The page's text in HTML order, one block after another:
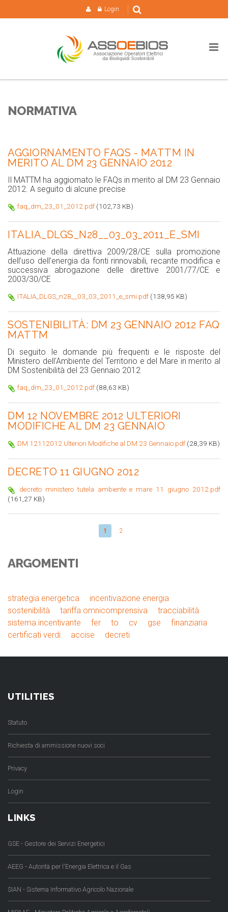
Login
NORMATIVA
AGGIORNAMENTO FAQS - MATTM IN
MERITO AL DM 23 GENNAIO 2012
Il MATTM ha aggiornato le FAQs in merito al DM 23 Gennaio
2012. A seguito di alcune precise
faq_dm_23_01_2012.pdf (102,73 KB)
ITALIA_DLGS_N28__03_03_2011_E_SMI
Attuazione della direttiva 2009/28/CE sulla promozione
dell’uso dell’energia da fonti rinnovabili, recante modifica e
successiva abrogazione delle direttive 2001/77/CE e
2003/30/CE
ITALIA_DLGS_n28__03_03_2011_e_smi.pdf (138,95 KB)
SOSTENIBILITÀ: DM 23 GENNAIO 2012 FAQ
MATTM
Di seguito le domande più frequenti e le risposte del
Ministero dell'Ambiente del Territorio e del Mare in merito al
DM Sostenibilità del 23 Gennaio 2012
faq_dm_23_01_2012.pdf (88,63 KB)
DM 12 NOVEMBRE 2012 ULTERIORI
MODIFICHE AL DM 23 GENNAIO
DM 12112012 Ulteriori Modifiche al DM 23 Gennaio.pdf (28,39 KB)
DECRETO 11 GIUGNO 2012
decreto ministero tutela ambiente e mare 11 giugno 2012.pdf
(161,27 KB)
1 2
ARGOMENTI
strategia energetica
incentivazione energia
sostenibilità
tariffa omnicomprensiva
tracciabilità
sistema incentivante
fer to cv gse
finanziaria
certificati verdi
accise decreti
UTILITIES
Statuto
Richiesta di ammissione nuovi soci
Privacy
Login
LINKS
GSE - Gestore dei Servizi Energetici
AEEG - Autorità per l'Energia Elettrica e il Gas
SIAN - Sistema Informativo Agricolo Nazionale